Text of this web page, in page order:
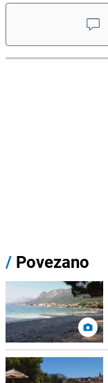
/ Povezano